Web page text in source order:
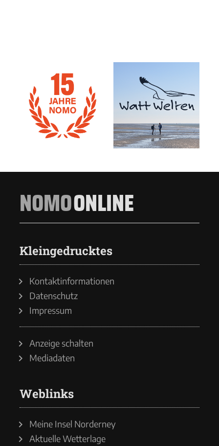
NOMOONLINE
Kleingedrucktes
Kontaktinformationen
Datenschutz
Impressum
Anzeige schalten
Mediadaten
Weblinks
Meine Insel Norderney
Aktuelle Wetterlage